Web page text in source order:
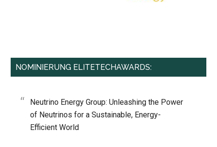
NOMINIERUNG ELITETECHAWARDS:
Neutrino Energy Group: Unleashing the Power
of Neutrinos for a Sustainable, Energy-
Efficient World